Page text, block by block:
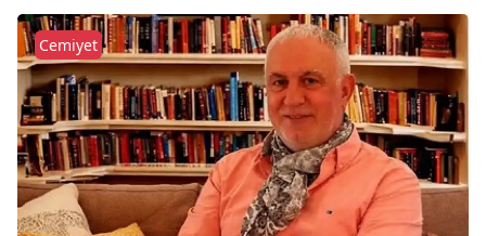
Cemiyet